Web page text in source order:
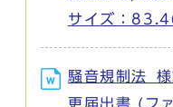
サイズ：
騒音規制法_
更届出書 (フ